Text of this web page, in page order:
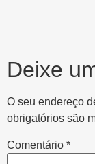
Deixe
O seu endereço
obrigatórios são
Comentário *